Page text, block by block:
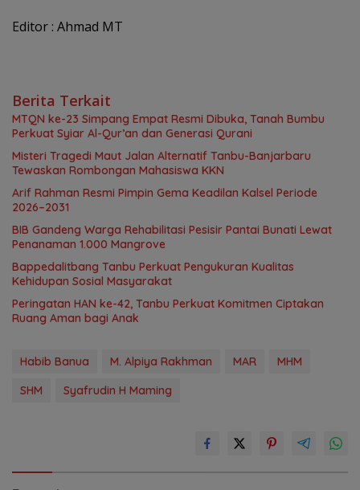
Editor : Ahmad MT
Berita Terkait
MTQN ke-23 Simpang Empat Resmi Dibuka, Tanah Bumbu
Perkuat Syiar Al-Qur’an dan Generasi Qurani
Misteri Tragedi Maut Jalan Alternatif Tanbu-Banjarbaru
Tewaskan Rombongan Mahasiswa KKN
Arif Rahman Resmi Pimpin Gema Keadilan Kalsel Periode
2026–2031
BIB Gandeng Warga Rehabilitasi Pesisir Pantai Bunati Lewat
Penanaman 1.000 Mangrove
Bappedalitbang Tanbu Perkuat Pengukuran Kualitas
Kehidupan Sosial Masyarakat
Peringatan HAN ke-42, Tanbu Perkuat Komitmen Ciptakan
Ruang Aman bagi Anak
Habib Banua M. Alpiya Rakhman MAR
MHM
SHM
Syafrudin H Maming